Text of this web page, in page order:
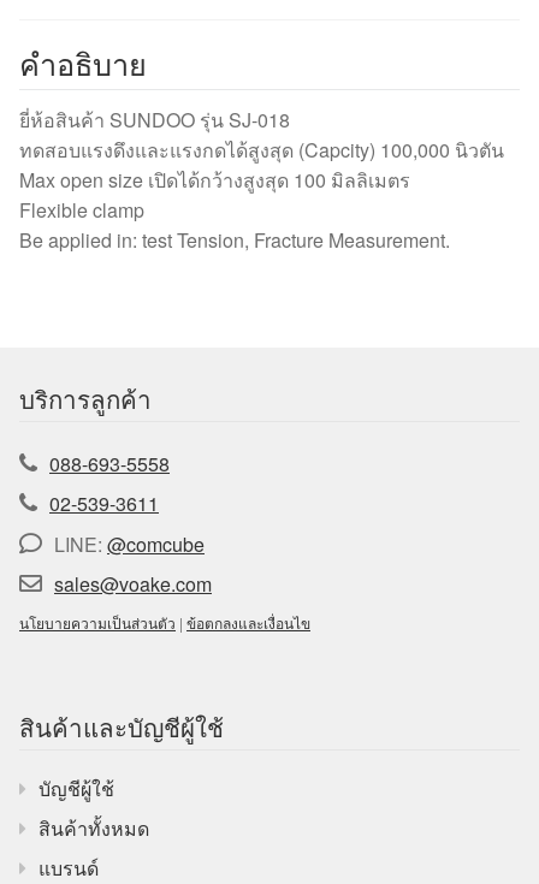
คำอธิบาย
ยี่ห้อสินค้า SUNDOO รุ่น SJ-018
ทดสอบแรงดึงและแรงกดได้สูงสุด (Capcity) 100,000 นิวตัน
Max open size เปิดได้กว้างสูงสุด 100 มิลลิเมตร
Flexible clamp
Be applied in: test Tension, Fracture Measurement.
บริการลูกค้า
088-693-5558
02-539-3611
LINE: @comcube
sales@voake.com
นโยบายความเป็นส่วนตัว | ข้อตกลงและเงื่อนไข
สินค้าและบัญชีผู้ใช้
บัญชีผู้ใช้
สินค้าทั้งหมด
แบรนด์